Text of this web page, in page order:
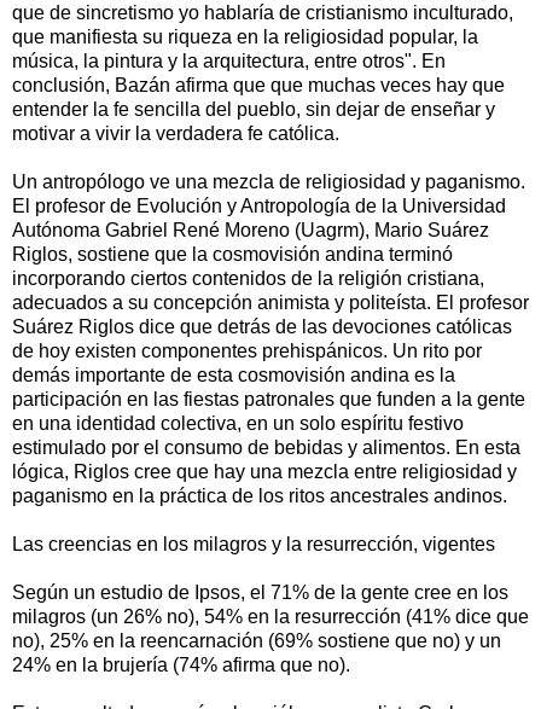
que de sincretismo yo hablaría de cristianismo inculturado,
que manifiesta su riqueza en la religiosidad popular, la
música, la pintura y la arquitectura, entre otros". En
conclusión, Bazán afirma que que muchas veces hay que
entender la fe sencilla del pueblo, sin dejar de enseñar y
motivar a vivir la verdadera fe católica.
Un antropólogo ve una mezcla de religiosidad y paganismo.
El profesor de Evolución y Antropología de la Universidad
Autónoma Gabriel René Moreno (Uagrm), Mario Suárez
Riglos, sostiene que la cosmovisión andina terminó
incorporando ciertos contenidos de la religión cristiana,
adecuados a su concepción animista y politeísta. El profesor
Suárez Riglos dice que detrás de las devociones católicas
de hoy existen componentes prehispánicos. Un rito por
demás importante de esta cosmovisión andina es la
participación en las fiestas patronales que funden a la gente
en una identidad colectiva, en un solo espíritu festivo
estimulado por el consumo de bebidas y alimentos. En esta
lógica, Riglos cree que hay una mezcla entre religiosidad y
paganismo en la práctica de los ritos ancestrales andinos.
Las creencias en los milagros y la resurrección, vigentes
Según un estudio de Ipsos, el 71% de la gente cree en los
milagros (un 26% no), 54% en la resurrección (41% dice que
no), 25% en la reencarnación (69% sostiene que no) y un
24% en la brujería (74% afirma que no).